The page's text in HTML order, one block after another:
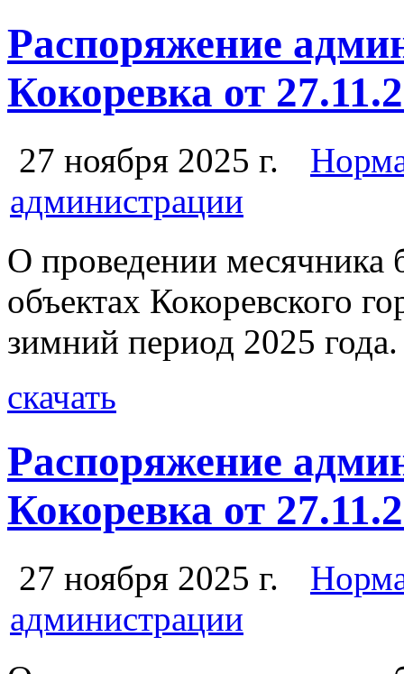
Распоряжение
Кокоревка от
27 ноября 2025 г.
администрации
О проведении месячника
объектах Кокоревского
зимний период 2025 года.
скачать
Распоряжение
Кокоревка от
27 ноября 2025 г.
администрации